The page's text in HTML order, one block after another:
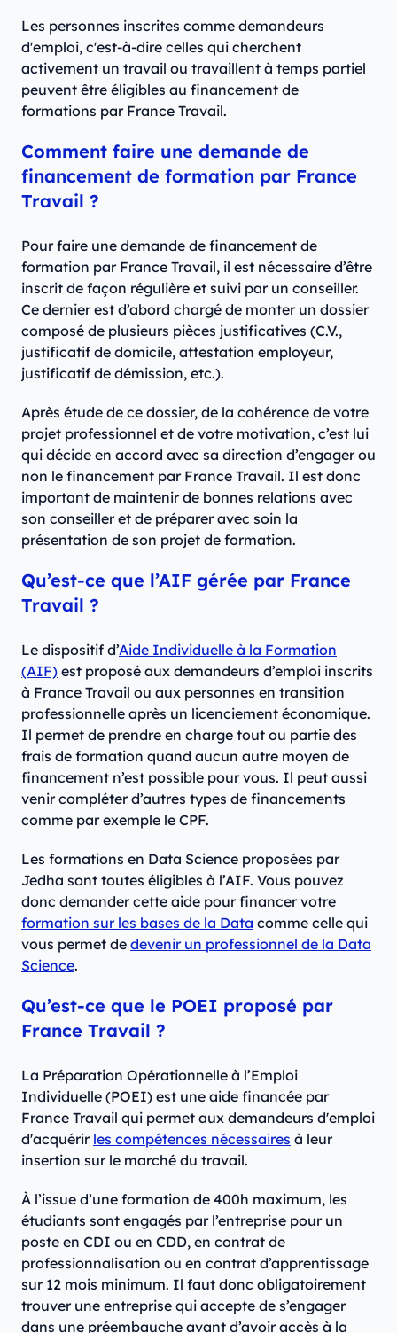
Les personnes inscrites comme demandeurs
d'emploi, c'est-à-dire celles qui cherchent
activement un travail ou travaillent à temps partiel
peuvent être éligibles au financement de
formations par France Travail.
Comment faire une demande de
financement de formation par France
Travail ?
Pour faire une demande de financement de
formation par France Travail, il est nécessaire d’être
inscrit de façon régulière et suivi par un conseiller.
Ce dernier est d’abord chargé de monter un dossier
composé de plusieurs pièces justificatives (C.V.,
justificatif de domicile, attestation employeur,
justificatif de démission, etc.).
Après étude de ce dossier, de la cohérence de votre
projet professionnel et de votre motivation, c’est lui
qui décide en accord avec sa direction d’engager ou
non le financement par France Travail. Il est donc
important de maintenir de bonnes relations avec
son conseiller et de préparer avec soin la
présentation de son projet de formation.
Qu’est-ce que l’AIF gérée par France
Travail ?
Le dispositif d’Aide Individuelle à la Formation
(AIF) est proposé aux demandeurs d’emploi inscrits
à France Travail ou aux personnes en transition
professionnelle après un licenciement économique.
Il permet de prendre en charge tout ou partie des
frais de formation quand aucun autre moyen de
financement n’est possible pour vous. Il peut aussi
venir compléter d’autres types de financements
comme par exemple le CPF.
Les formations en Data Science proposées par
Jedha sont toutes éligibles à l’AIF. Vous pouvez
donc demander cette aide pour financer votre
formation sur les bases de la Data comme celle qui
vous permet de devenir un professionnel de la Data
Science.
Qu’est-ce que le POEI proposé par
France Travail ?
La Préparation Opérationnelle à l’Emploi
Individuelle (POEI) est une aide financée par
France Travail qui permet aux demandeurs d'emploi
d'acquérir les compétences nécessaires à leur
insertion sur le marché du travail.
À l’issue d’une formation de 400h maximum, les
étudiants sont engagés par l’entreprise pour un
poste en CDI ou en CDD, en contrat de
professionnalisation ou en contrat d’apprentissage
sur 12 mois minimum. Il faut donc obligatoirement
trouver une entreprise qui accepte de s’engager
dans une préembauche avant d’avoir accès à la